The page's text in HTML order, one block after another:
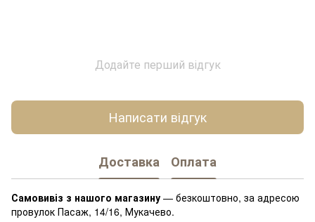
Додайте перший відгук
Написати відгук
Доставка Оплата
Самовивіз з нашого магазину — безкоштовно, за адресою
провулок Пасаж, 14/16, Мукачево.